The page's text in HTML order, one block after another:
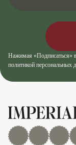
Нажимая «Подписаться»
политикой персональных
MAX Дзен